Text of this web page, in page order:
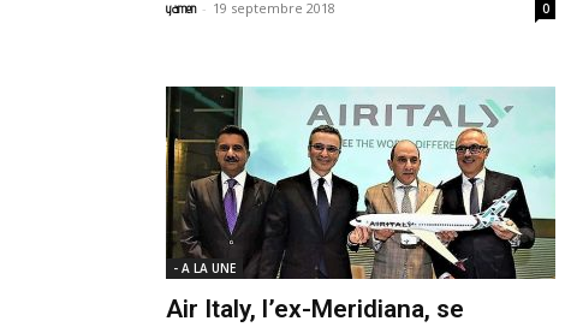
yamen - 19 septembre 2018 0
- A LA UNE
Air Italy, l’ex-Meridiana, se